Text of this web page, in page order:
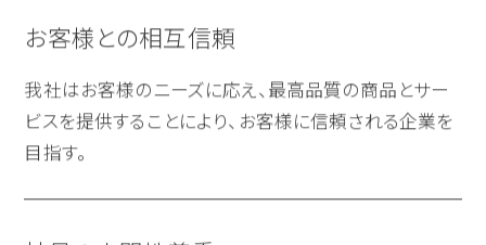
お客様との相互信頼
我社はお客様のニーズに応え、最高品質の商品とサー
ビスを提供することにより、お客様に信頼される企業を
目指す。